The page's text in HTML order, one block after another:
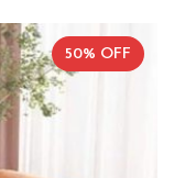
50% OFF